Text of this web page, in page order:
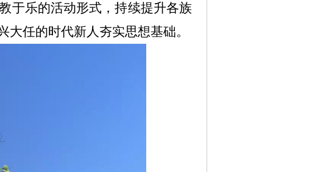
于乐的活动形式，持续提升各族
任的时代新人夯实思想基础。